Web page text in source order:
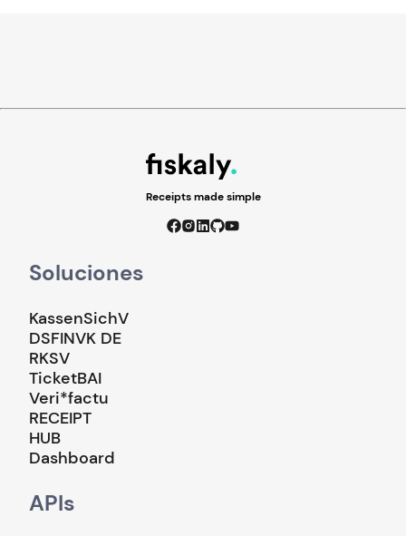
Receipts made simple
Soluciones
KassenSichV
DSFINVK DE
RKSV
TicketBAI
Veri*factu
RECEIPT
HUB
Dashboard
APIs